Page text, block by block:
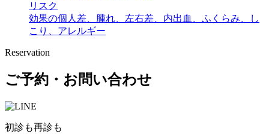
リスク
効果の個人差、腫れ、左右差、内出血、ふくらみ、し
こり、アレルギー
Reservation
ご予約・お問い合わせ
初診も再診も